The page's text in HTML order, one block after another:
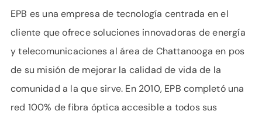
EPB es una empresa de tecnología centrada en el
cliente que ofrece soluciones innovadoras de energía
y telecomunicaciones al área de Chattanooga en pos
de su misión de mejorar la calidad de vida de la
comunidad a la que sirve. En 2010, EPB completó una
red 100% de fibra óptica accesible a todos sus